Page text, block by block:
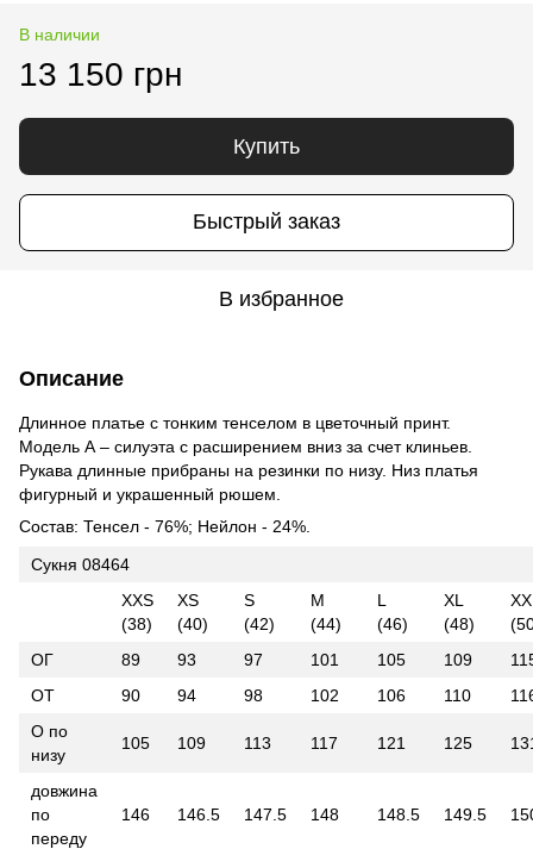
В наличии
13 150 грн
Купить
Быстрый заказ
В избранное
Описание
Длинное платье с тонким тенселом в цветочный принт.
Модель А – силуэта с расширением вниз за счет клиньев.
Рукава длинные прибраны на резинки по низу. Низ платья
фигурный и украшенный рюшем.
Состав: Тенсел - 76%; Нейлон - 24%.
Сукня 08464
XXS
(38)
XS
(40)
S
(42)
M
(44)
L
(46)
XL
(48)
ОГ
89 93 97 101 105 109
ОТ
90 94 98 102 106 110
О по
низу
105 109 113 117 121 125
довжина
по
переду
146 146.5 147.5 148 148.5 149.5